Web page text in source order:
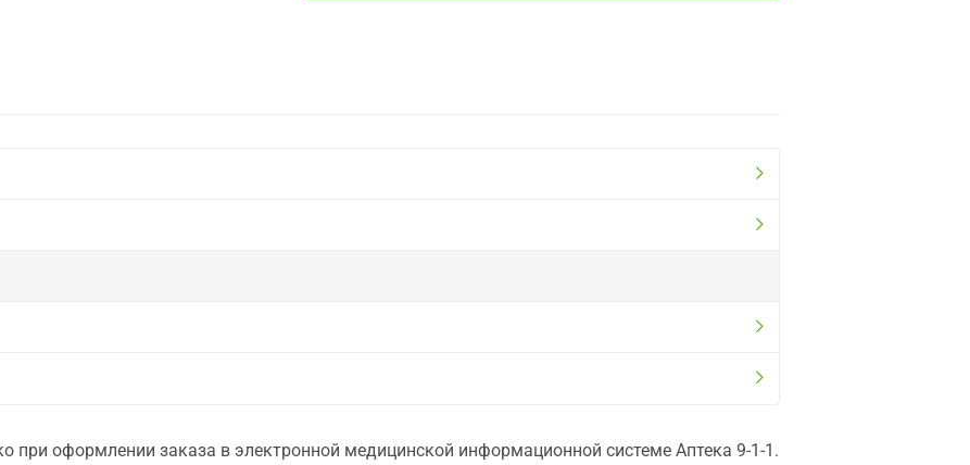
при оформлении заказа в электронной медицинской информационной системе Аптека 9-1-1.